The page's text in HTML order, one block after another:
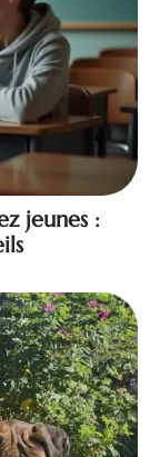
jeunes :